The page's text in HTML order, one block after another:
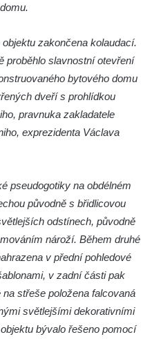
Mělníku
Míru v
v
v
zakončena kolaudací.
proběhlo slavnostní otevření
bytového domu
dveří s prohlídkou
pravnuka zakladatele
exprezidenta Václava
pseudogotiky na obdélném
původně s břidlicovou
odstínech, původně
nároží. Během druhé
v přední pohledové
v zadní části pak
střeše položena falcovaná
světlejšími dekorativními
bývalo řešeno pomocí